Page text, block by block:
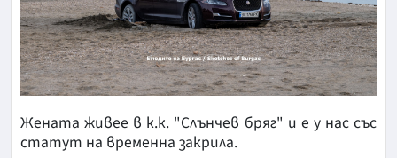
Жената живее в к.к. "Слънчев бряг" и е у нас със
статут на временна закрила.